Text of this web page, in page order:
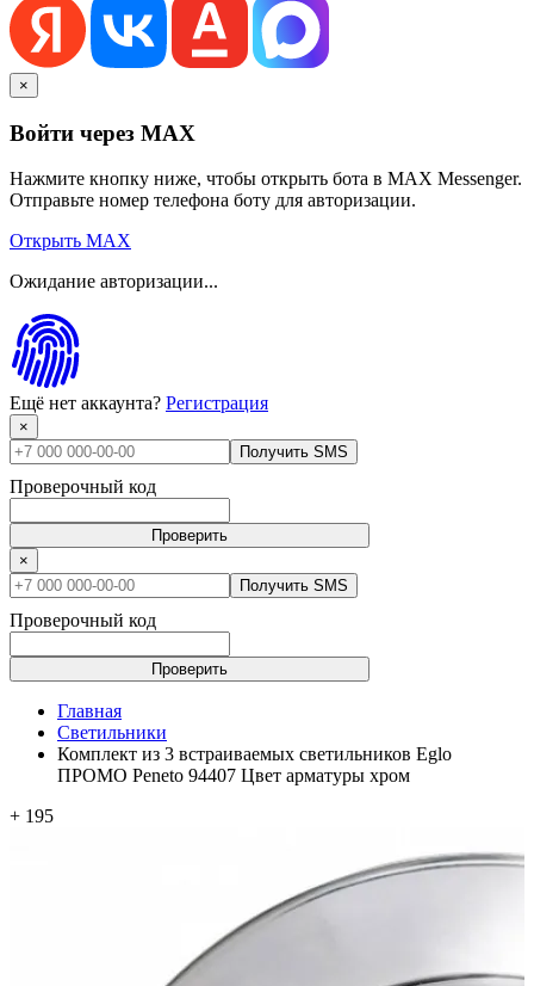
×
Войти через MAX
Нажмите кнопку ниже, чтобы открыть бота в MAX Messenger.
Отправьте номер телефона боту для авторизации.
Открыть MAX
Ожидание авторизации...
Ещё нет аккаунта? Регистрация
×
Получить SMS
Проверочный код
Проверить
×
Получить SMS
Проверочный код
Проверить
Главная
Светильники
Комплект из 3 встраиваемых светильников Eglo
ПРОМО Peneto 94407 Цвет арматуры хром
+ 195